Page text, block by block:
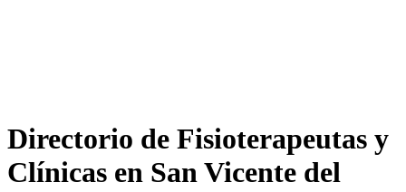
Directorio de Fisioterapeutas y
Clínicas en San Vicente del